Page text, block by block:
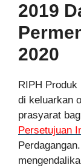
2019
2020
RIPH
di keluarkan
prasyarat
Persetujuan